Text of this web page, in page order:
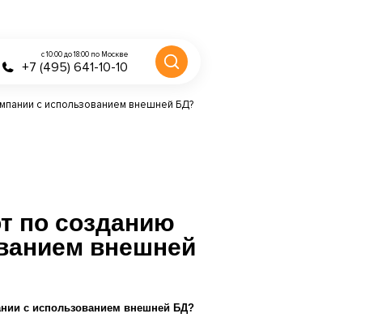
с 10:00 до 18:00 по Москве
+7 (495) 641-10-10
с использованием внешней БД?
по созданию
внешней
с использованием внешней БД?